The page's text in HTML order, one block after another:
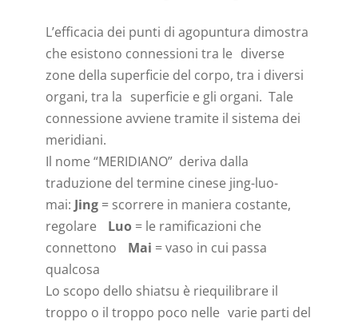
L’efficacia dei punti di agopuntura dimostra
che esistono connessioni tra le diverse
zone della superficie del corpo, tra i diversi
organi, tra la superficie e gli organi. Tale
connessione avviene tramite il sistema dei
meridiani.
Il nome “MERIDIANO” deriva dalla
traduzione del termine cinese jing-luo-
mai: Jing = scorrere in maniera costante,
regolare Luo = le ramificazioni che
connettono Mai = vaso in cui passa
qualcosa
Lo scopo dello shiatsu è riequilibrare il
troppo o il troppo poco nelle varie parti del